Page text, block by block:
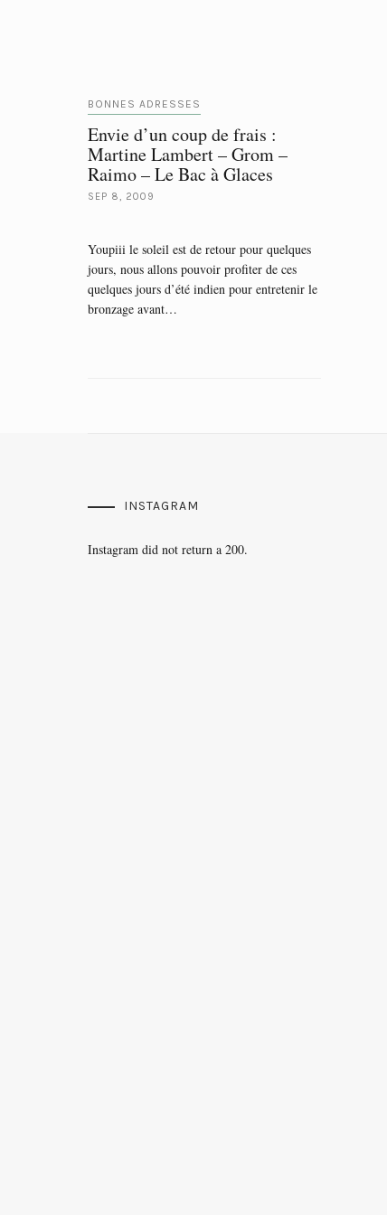
BONNES ADRESSES
Envie d’un coup de frais :
Martine Lambert – Grom –
Raimo – Le Bac à Glaces
SEP 8, 2009
Youpiii le soleil est de retour pour quelques
jours, nous allons pouvoir profiter de ces
quelques jours d’été indien pour entretenir le
bronzage avant…
INSTAGRAM
Instagram did not return a 200.